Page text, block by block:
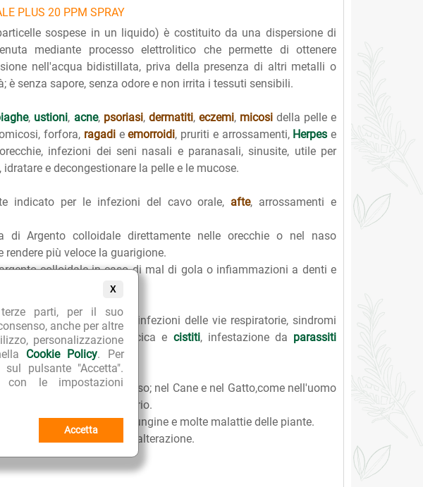
X
parti, per il suo
anche per altre
personalizzazione
Cookie Policy. Per
pulsante "Accetta".
con le impostazioni
Accetta
PLUS 20 PPM SPRAY
sospese in un liquido) è costituito da una dispersione di
mediante processo elettrolitico che permette di ottenere
nell'acqua bidistillata, priva della presenza di altri metalli o
senza sapore, senza odore e non irrita i tessuti sensibili.
, ustioni, acne, psoriasi, dermatiti, eczemi, micosidella pelle e
forfora, ragadieemorroidi, pruriti e arrossamenti, Herpes e
infezioni dei seni nasali e paranasali, sinusite, utile per
e decongestionare la pelle e le mucose.
indicato per le infezioni del cavo orale, afte, arrossamenti e
di Argento colloidale direttamente nelle orecchie o nel naso
più veloce la guarigione.
colloidale in caso di mal di gola o infiammazioni a denti e
batteriche e virali, come infezioni delle vie respiratorie, sindromi
infiammazioni alla vescica e cistiti, infestazione da parassiti
,artrite, artrosi.
veterinariocon successo; nel Cane e nel Gatto,come nell'uomo
antinfiammatorio.
per eliminare formazioni fungine e molte malattie delle piante.
non comporta nessuna alterazione.